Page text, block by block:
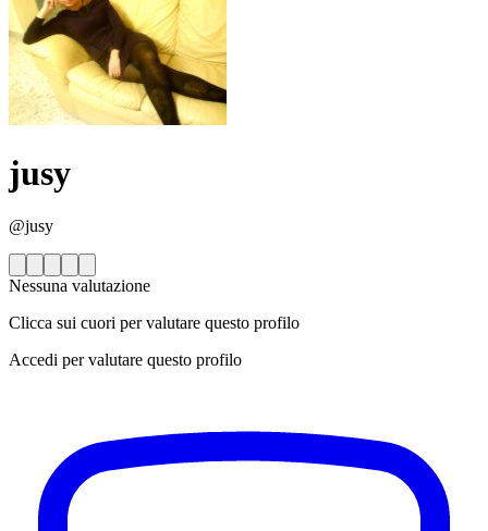
jusy
@jusy
Nessuna valutazione
Clicca sui cuori per valutare questo profilo
Accedi per valutare questo profilo